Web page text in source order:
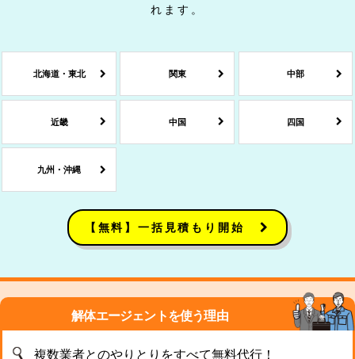
れます。
北海道・東北 関東 中部
近畿 中国 四国
九州・沖縄
【無料】一括見積もり開始
解体エージェントを使う理由
複数業者とのやりとりをすべて無料代行！